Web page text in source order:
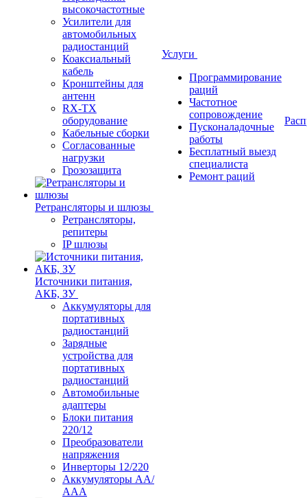
высокочастотные
Усилители для
автомобильных
радиостанций
Коаксиальный
кабель
Кронштейны для
антенн
RX-TX
оборудование
Кабельные сборки
Согласованные
нагрузки
Грозозащита
Ретрансляторы и шлюзы
Ретрансляторы,
репитеры
IP шлюзы
Источники питания,
АКБ, ЗУ
Аккумуляторы для
портативных
радиостанций
Зарядные
устройства для
портативных
радиостанций
Автомобильные
адаптеры
Блоки питания
220/12
Преобразователи
напряжения
Инверторы 12/220
Аккумуляторы АА/
ААА
Услуги
Программирование
раций
Частотное
сопровождение
Пусконаладочные
работы
Бесплатный выезд
специалиста
Ремонт раций